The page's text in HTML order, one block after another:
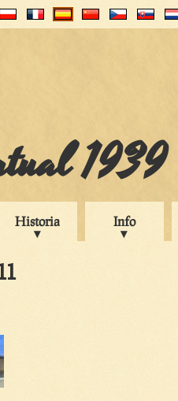
1939
Historia Info